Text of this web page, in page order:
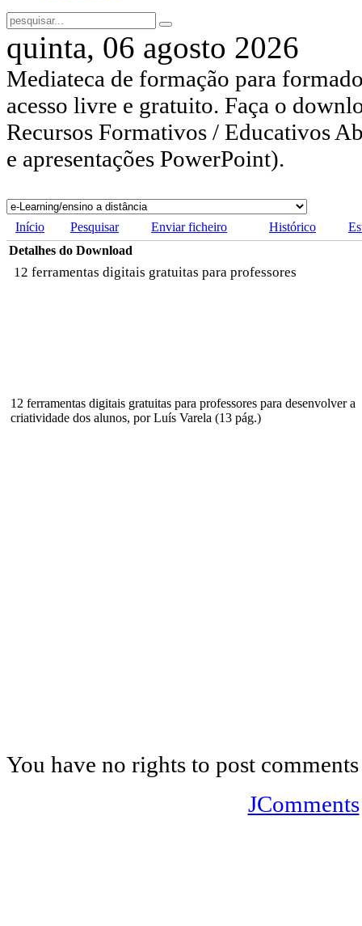
quinta, 06 agosto 2026
Mediateca de formação para
acesso livre e gratuito. Faça o
Recursos Formativos / Educativos
e apresentações PowerPoint).
Início Pesquisar Enviar ficheiro Histórico
Detalhes do Download
12 ferramentas digitais gratuitas para professores
12 ferramentas digitais gratuitas para professores para desenvolver a
criatividade dos alunos, por Luís Varela (13 pág.)
You have no rights to post comments
JComments